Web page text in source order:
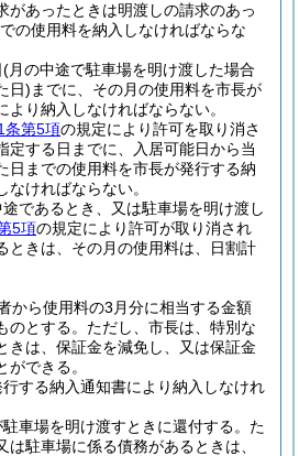
があったときは明渡しの請求のあっ
での使用料を納入しなければならな
(月の中途で駐車場を明け渡した場合
日) までに、その月の使用料を市長が
より納入しなければならない。
条第5項の規定により許可を取り消さ
定する日までに、入居可能日から当
日までの使用料を市長が発行する納
なければならない。
であるとき、又は駐車場を明け渡し
5項の規定により許可が取り消され
ときは、その月の使用料は、日割計
から使用料の3月分に相当する金額
とする。 ただし、市長は、特別な
きは、保証金を減免し、又は保証金
できる。
する納入通知書により納入しなけれ
車場を明け渡すときに還付する。 た
は駐車場に係る債務があるときは、